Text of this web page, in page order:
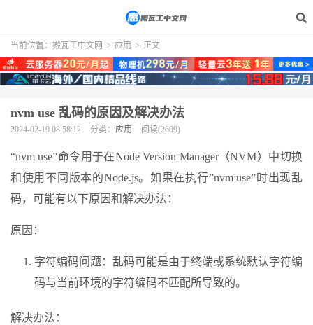
当前位置： 搬瓦工中文网 > 应用 > 正文
nvm use 乱码的原因及解决办法
2024-02-19 08:58:12 分类： 应用 阅读(2609)
“nvm use”命令用于在Node Version Manager（NVM）中切换
和使用不同版本的Node.js。如果在执行”nvm use”时出现乱
码，可能有以下原因和解决办法：
原因：
字符编码问题：乱码可能是由于终端或系统默认字符编
码与当前环境的字符编码不匹配所导致的。
解决办法：